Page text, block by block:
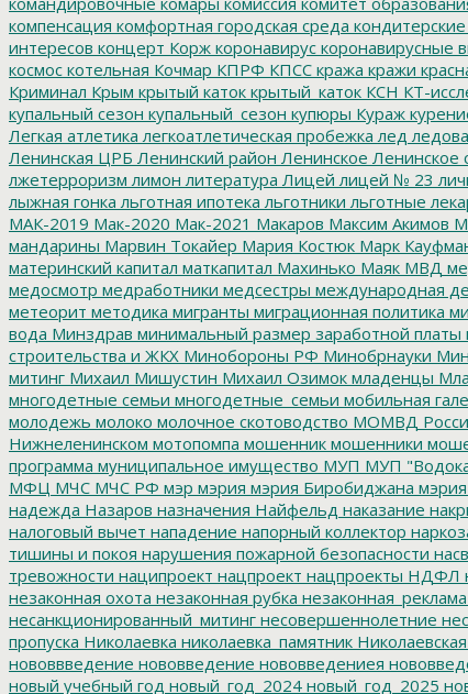
компенсация комфортная городская среда
интересов концерт Корж коронавирус коронавирусные
космос котельная Кочмар КПРФ КПСС кража кражи
Криминал Крым крытый каток крытый_каток КСН КТ-
купальный сезон купальный_сезон купюры Кураж
Легкая атлетика легкоатлетическая пробежка лед
Ленинская ЦРБ Ленинский район Ленинское Ленинское
лжетерроризм лимон литература Лицей лицей № 23
лыжная гонка льготная ипотека льготники льготные
МАК-2019 Мак-2020 Мак-2021 Макаров Максим Акимов
мандарины Марвин Токайер Мария Костюк Марк
материнский капитал маткапитал Махинько Маяк МВД
медосмотр медработники медсестры международная
метеорит методика мигранты миграционная политика
вода Минздрав минимальный размер заработной платы
строительства и ЖКХ Минобороны РФ Минобрнауки
митинг Михаил Мишустин Михаил Озимок младенцы
многодетные семьи многодетные_семьи мобильная
молодежь молоко молочное скотоводство МОМВД
Нижнеленинском мотопомпа мошенник мошенники
программа муниципальное имущество МУП МУП
МФЦ МЧС МЧС РФ мэр мэрия мэрия Биробиджана
надежда Назаров назначения Найфельд наказание
налоговый вычет нападение напорный коллектор
тишины и покоя нарушения пожарной безопасности
тревожности наципроект нацпроект нацпроекты НДФЛ
незаконная охота незаконная рубка незаконная_реклама
несанкционированный_митинг несовершеннолетние
пропуска Николаевка николаевка_памятник
нововвведение нововведение нововведениея
новый учебный год новый_год_2024 новый_год_2025